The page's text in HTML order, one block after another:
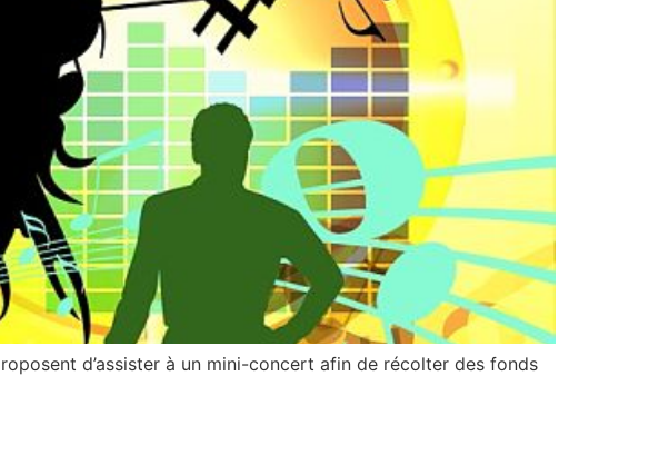
d’assister à un mini-concert afin de récolter des fonds